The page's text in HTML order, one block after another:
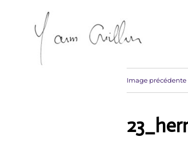
Yann Guillon Image précédente